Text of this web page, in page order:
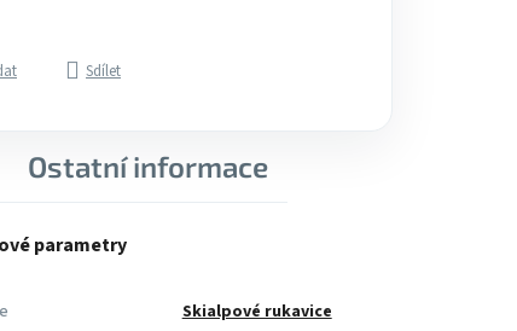
Sdílet
Ostatní informace
parametry
Skialpové rukavice